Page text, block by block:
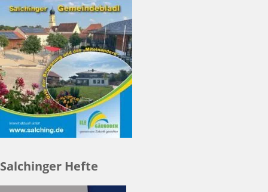
Salchinger Hefte